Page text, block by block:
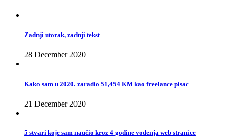
Zadnji utorak, zadnji tekst
28 December 2020
Kako sam u 2020. zaradio 51,454 KM kao freelance pisac
21 December 2020
5 stvari koje sam naučio kroz 4 godine vođenja web stranice